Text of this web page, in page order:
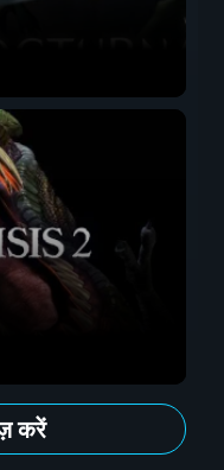
करें